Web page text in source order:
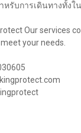
หรับการเดินทางทั้ง
Our services
your needs.